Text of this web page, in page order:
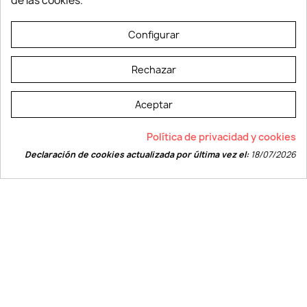
© LEVELPRINT - 2026
La página dispone de código accesible según las normas dictadas por la
W3C
Configurar
Rechazar
Aceptar
Política de privacidad y cookies
Declaración de cookies actualizada por última vez el:18/07/2026